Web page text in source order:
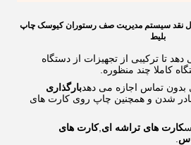
نقد سیستم مدیریت صف رستوران کیوسک چاپ
بلیط
تا ترکیبی از تجهیزات از دستگاه
کاملا چند منظوره.
تماس اجازه می دهدبارگذاری
شدن و همچنین چاپ روی کارت های
کارت های تراشه ای ,کارت های